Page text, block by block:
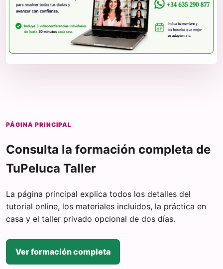
PÁGINA PRINCIPAL
Consulta la formación completa de
TuPeluca Taller
La página principal explica todos los detalles del
tutorial online, los materiales incluidos, la práctica en
casa y el taller privado opcional de dos días.
Ver formación completa